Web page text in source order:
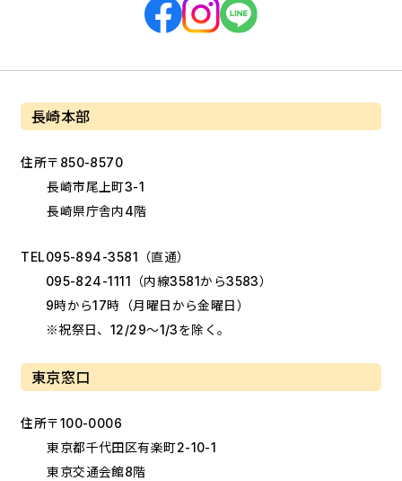
長崎本部
住所〒850-8570
長崎市尾上町3-1
長崎県庁舎内4階
TEL095-894-3581
（直通）
095-824-1111
（内線3581から3583）
9時から17時（月曜日から金曜日）
※祝祭日、12/29～1/3を除く。
東京窓口
住所〒100-0006
東京都千代田区有楽町2-10-1
東京交通会館8階